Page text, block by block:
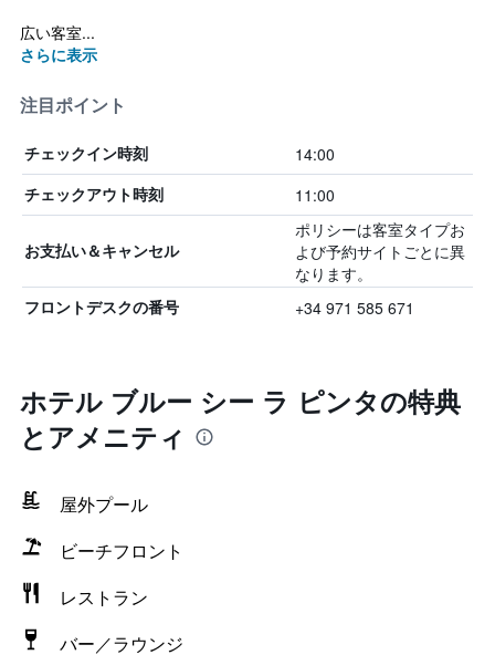
広い客室...
さらに表示
注目ポイント
チェックイン時刻 14:00
チェックアウト時刻 11:00
お支払い＆キャンセル
ポリシーは客室タイプお
よび予約サイトごとに異
なります。
フロントデスクの番号 +34 971 585 671
ホテル ブルー シー ラ ピンタの特典
とアメニティ
屋外プール
ビーチフロント
レストラン
バー／ラウンジ